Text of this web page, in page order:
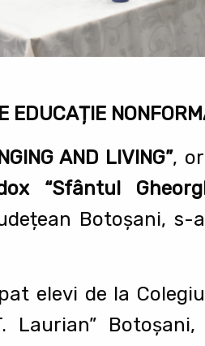
EDUCAȚIE
AND LIVING”,
“Sfântul
Botoșani, s-
elevi de la
Laurian”